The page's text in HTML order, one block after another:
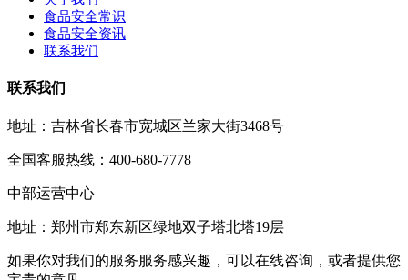
食品安全常识
食品安全资讯
联系我们
联系我们
地址：吉林省长春市宽城区兰家大街3468号
全国客服热线：400-680-7778
中部运营中心
地址：郑州市郑东新区绿地双子塔北塔19层
如果你对我们的服务服务感兴趣，可以在线咨询，或者提供您